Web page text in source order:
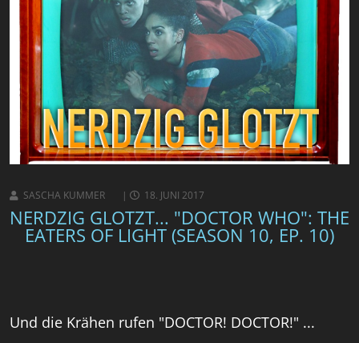
SASCHA KUMMER 18. JUNI 2017
NERDZIG GLOTZT... "DOCTOR WHO": THE
EATERS OF LIGHT (SEASON 10, EP. 10)
Und die Krähen rufen "DOCTOR! DOCTOR!" ...